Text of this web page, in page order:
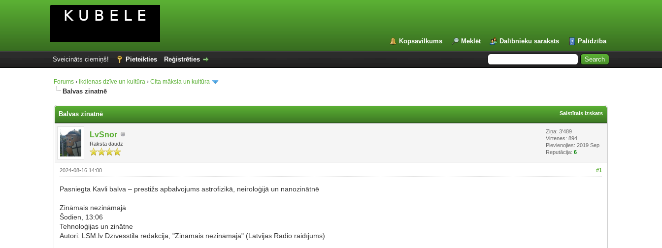
Kopsavilkums Meklēt Dalībnieku saraksts Palīdzība
Sveicināts ciemiņš! Pieteikties Reģistrēties
Forums › Ikdienas dzīve un kultūra ›Cita māksla un kultūra
Balvas zinatnē
Saistītais izskats
Balvas zinatnē
LvSnor
Raksta daudz
Ziņa: 3'489
Virtenes: 894
Pievienojies: 2019 Sep
Reputācija:6
#1
2024-08-16 14:00
Pasniegta Kavli balva – prestižs apbalvojums astrofizikā, neiroloģijā un nanozinātnē
Zināmais nezināmajā
Šodien, 13:06
Tehnoloģijas un zinātne
Autori: LSM.lv Dzīvesstila redakcija, "Zināmais nezināmajā" (Latvijas Radio raidījums)